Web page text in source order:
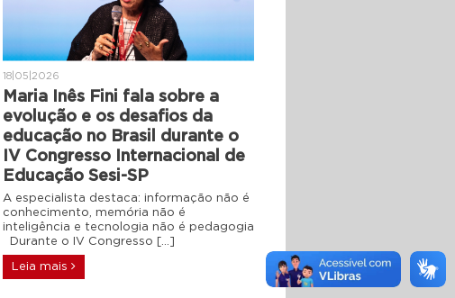
18|05|2026
Maria Inês Fini fala sobre a
evolução e os desafios da
educação no Brasil durante o
IV Congresso Internacional de
Educação Sesi-SP
A especialista destaca: informação não é
conhecimento, memória não é
inteligência e tecnologia não é pedagogia
Durante o IV Congresso […]
Leia mais